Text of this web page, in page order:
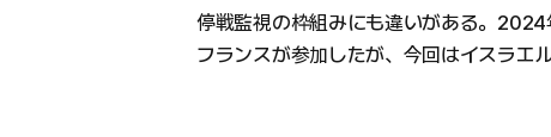
停戦監視の枠組みにも違いがある。2024
フランスが参加したが、今回はイスラエ